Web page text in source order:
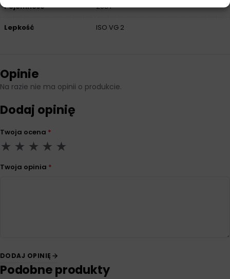
Pojemność 208 l
Lepkość ISO VG 2
Opinie
Na razie nie ma opinii o produkcie.
Dodaj opinię
Twoja ocena *
Twoja opinia *
DODAJ OPINIĘ
Podobne produkty